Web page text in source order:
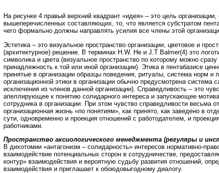
На рисунке 4 правый верхний квадрант «идея» – это цель организации,
вышеперечисленных составляющих, то, что является субстратом
чего формально должны направлять усилия все члены этой
Эстетика – это визуальное пространство организации, цветовое и
(архитектурное) решение. В терминах H.W. He и J.T Balmer(4) это
символика и цвета (визуальное пространство по которому можно
принадлежность к той или иной организации). Этика в пентабазисе
принятые в организации образцы поведения, ритуалы, система норм и
организационной этики в организации обычно предусмотрена система
исключения из членов данной организации). Справедливость – это
апеллирующее к понятию солидарного интереса и запускающее
сотрудника в организации. При этом чувство справедливости весьма
организационная жизнь «по понятиям», как принято, как заведено в
сути, одновременно и проекция отношений с работодателем, и
работниками.
Пространство аксиологического менеджмента (регуляры и
В дихотомии «антагонизм – солидарность» интересов нормативно-
взаимодействие потенциальных сторон в сотрудничестве,
контур» взаимодействия и вероятную судьбу развития отношений,
взаимодействия и приглашает к обоюдовыгодному диалогу.